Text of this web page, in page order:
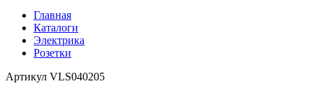
Главная
Каталоги
Электрика
Розетки
Артикул VLS040205